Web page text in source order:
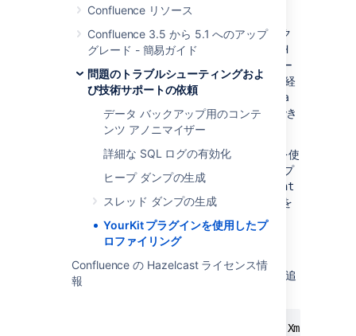
Confluence リソース
Confluence 3.5 から 5.1 へのアップ
グレード - 簡易ガイド
問題のトラブルシューティングおよ
び技術サポートの依頼
データ バックアップ用のコンテ
ンツ アノニマイザー
詳細な SQL ログの有効化
ヒープ ダンプの生成
スレッド ダンプの生成
YourKit プラグインを使用したプ
ロファイリング
Confluence の Hazelcast ライセンス情
報
Windows の構成
Windows では、YourKit インストール ディレク
トリの下のbin/win32/ディレクトリの PATH
環境変数を追加します。たとえば、[コントロー
ル パネル] > [システム] > [詳細] > [環境変数] 経
由で、PATH に "C:\Program Files\YourKit Java
Profiler 6.0.12\bin\win32" を追加することができ
Confluence の JVM が YourKit エージェントを使
用するように設定するには、Confluence のアプ
リケーション ディレクトリのbin/setenv.bat
ファイルの CATALINA_OPTS にパラメーターを
追加する必要があります。このファイルは
Tomcat の startup パラメーターを制御するた
め、変更後に再起動する必要があります。
末尾に、次のような 'agentlib' パラメーターを追
加します。